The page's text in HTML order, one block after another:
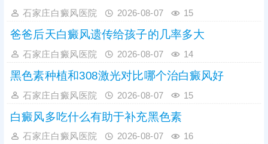
石家庄白癜风医院 2026-08-07 15
爸爸后天白癜风遗传给孩子的几率多大
石家庄白癜风医院 2026-08-07 14
黑色素种植和308激光对比哪个治白癜风好
石家庄白癜风医院 2026-08-07 15
白癜风多吃什么有助于补充黑色素
石家庄白癜风医院 2026-08-07 16